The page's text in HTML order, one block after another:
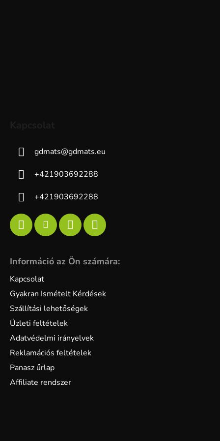
gdmats@gdmats.eu
+421903692288
+421903692288
Információ az Ön számára:
Kapcsolat
Gyakran Ismételt Kérdések
Szállítási lehetőségek
Üzleti feltételek
Adatvédelmi irányelvek
Reklamációs feltételek
Panasz űrlap
Affiliate rendszer